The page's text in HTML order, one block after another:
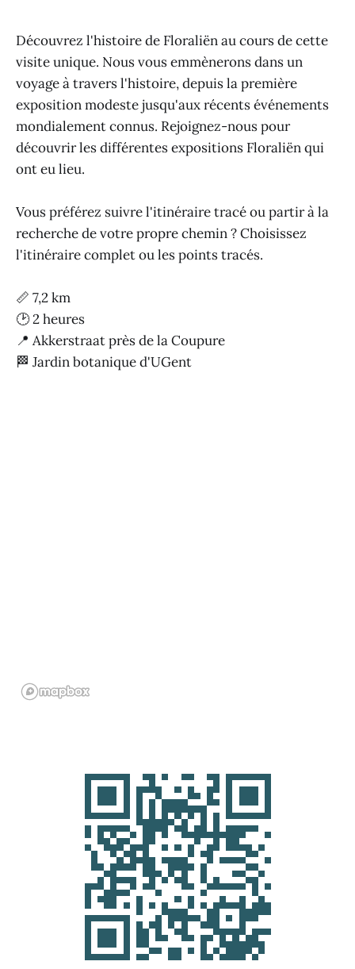
Découvrez l'histoire de Floraliën au cours de cette
visite unique. Nous vous emmènerons dans un
voyage à travers l'histoire, depuis la première
exposition modeste jusqu'aux récents événements
mondialement connus. Rejoignez-nous pour
découvrir les différentes expositions Floraliën qui
ont eu lieu.
Vous préférez suivre l'itinéraire tracé ou partir à la
recherche de votre propre chemin ? Choisissez
l'itinéraire complet ou les points tracés.
📏 7,2 km
🕑 2 heures
📍 Akkerstraat près de la Coupure
🏁 Jardin botanique d'UGent